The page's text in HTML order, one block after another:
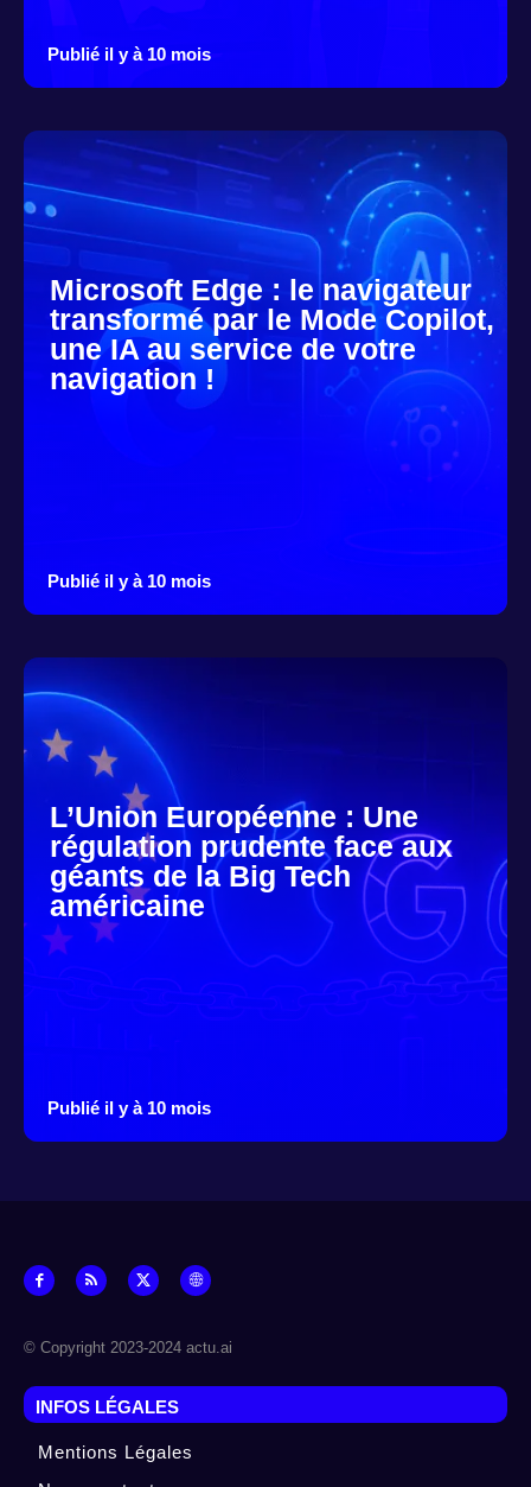
Publié il y à 10 mois
Microsoft Edge : le navigateur
transformé par le Mode Copilot,
une IA au service de votre
navigation !
Publié il y à 10 mois
L’Union Européenne : Une
régulation prudente face aux
géants de la Big Tech
américaine
Publié il y à 10 mois
© Copyright 2023-2024 actu.ai
INFOS LÉGALES
Mentions Légales